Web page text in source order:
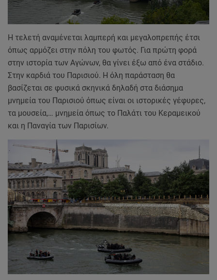
Η τελετή αναμένεται λαμπερή και μεγαλοπρεπής έτσι
όπως αρμόζει στην πόλη του φωτός. Για πρώτη φορά
στην ιστορία των Αγώνων, θα γίνει έξω από ένα στάδιο.
Στην καρδιά του Παρισιού. Η όλη παράσταση θα
βασίζεται σε φυσικά σκηνικά δηλαδή στα διάσημα
μνημεία του Παρισιού όπως είναι οι ιστορικές γέφυρες,
τα μουσεία,… μνημεία όπως το Παλάτι του Κεραμεικού
και η Παναγία των Παρισίων.